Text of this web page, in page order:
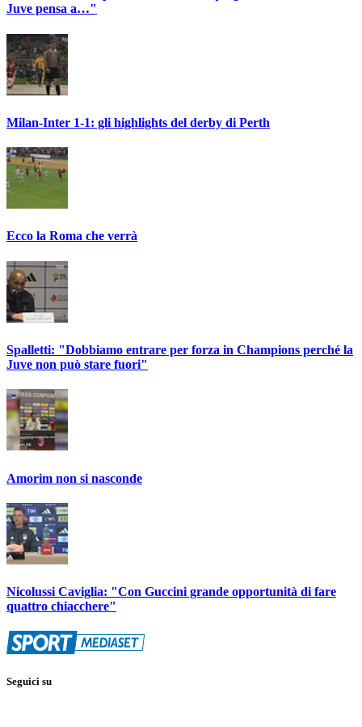
Juve pensa a…"
Milan-Inter 1-1: gli highlights del derby di Perth
Ecco la Roma che verrà
Spalletti: "Dobbiamo entrare per forza in Champions perché la
Juve non può stare fuori"
Amorim non si nasconde
Nicolussi Caviglia: "Con Guccini grande opportunità di fare
quattro chiacchere"
Seguici su